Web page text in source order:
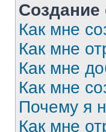
Как мне
Как мне
Как мне
Как мне
Почему я
Как мне